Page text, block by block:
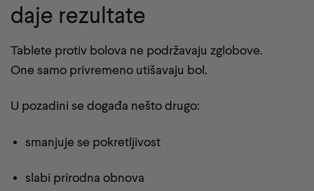
daje rezultate
Tablete protiv bolova ne podržavaju zglobove.
One samo privremeno utišavaju bol.
U pozadini se događa nešto drugo:
smanjuje se pokretljivost
slabi prirodna obnova